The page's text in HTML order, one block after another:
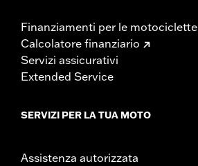
Finanziamenti per le motociclette
Calcolatore finanziario
Servizi assicurativi
Extended Service
SERVIZI PER LA TUA MOTO
Assistenza autorizzata